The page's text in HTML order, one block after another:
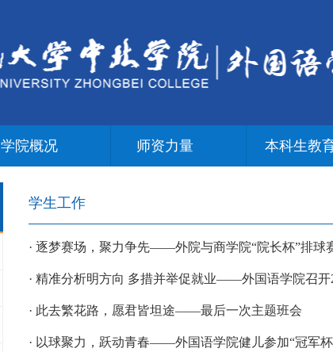
学院概况 师资力量 本科生教
学生工作
· 逐梦赛场，聚力争先——外院与商学院“院长杯”排球
· 精准分析明方向 多措并举促就业——外国语学院召开
· 此去繁花路，愿君皆坦途——最后一次主题班会
· 以球聚力，跃动青春——外国语学院健儿参加“冠军